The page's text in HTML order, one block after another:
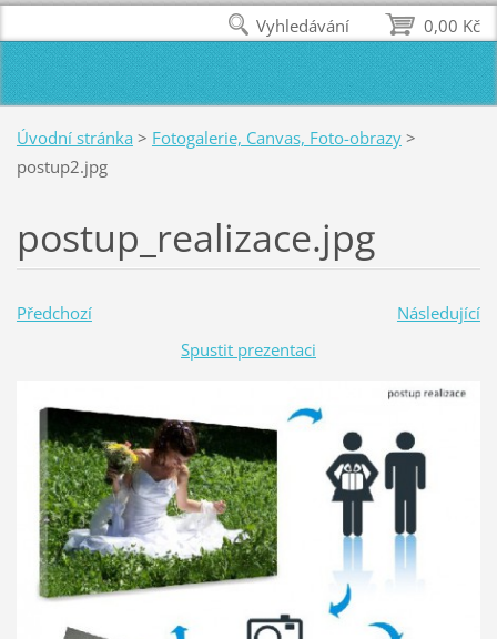
Úvodní stránka > Fotogalerie, Canvas, Foto-obrazy >
postup2.jpg
postup_realizace.jpg
Předchozí
Následující
Spustit prezentaci
0,00 Kč
Vyhledávání